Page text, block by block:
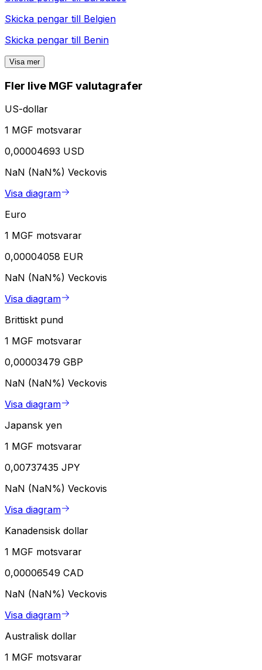
Skicka pengar till Belgien
Skicka pengar till Benin
Visa mer
Fler live MGF valutagrafer
US-dollar
1 MGF motsvarar
0,00004693 USD
NaN (NaN%) Veckovis
Visa diagram
Euro
1 MGF motsvarar
0,00004058 EUR
NaN (NaN%) Veckovis
Visa diagram
Brittiskt pund
1 MGF motsvarar
0,00003479 GBP
NaN (NaN%) Veckovis
Visa diagram
Japansk yen
1 MGF motsvarar
0,00737435 JPY
NaN (NaN%) Veckovis
Visa diagram
Kanadensisk dollar
1 MGF motsvarar
0,00006549 CAD
NaN (NaN%) Veckovis
Visa diagram
Australisk dollar
1 MGF motsvarar